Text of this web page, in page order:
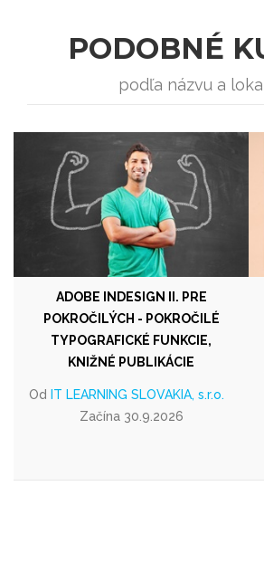
PODOBNÉ
podľa názvu a
ADOBE INDESIGN II. PRE
POKROČILÝCH - POKROČILÉ
TYPOGRAFICKÉ FUNKCIE,
KNIŽNÉ PUBLIKÁCIE
Od IT LEARNING SLOVAKIA, s.r.o.
Začína 30.9.2026